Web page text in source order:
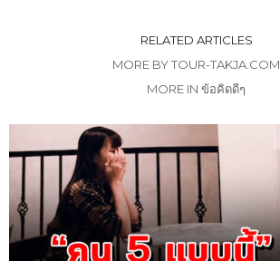
RELATED ARTICLES
MORE BY TOUR-TAKJA.COM
MORE IN ข้อคิดดีๆ